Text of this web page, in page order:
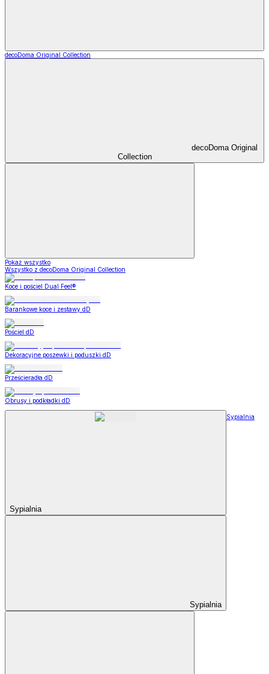
decoDoma Original Collection
decoDoma Original
Collection
Pokaż wszystko
Wszystko z decoDoma Original Collection
Koce i pościel Dual Feel®
Barankowe koce i zestawy dD
Pościel dD
Dekoracyjne poszewki i poduszki dD
Prześcieradła dD
Obrusy i podkładki dD
Sypialnia
Sypialnia
Sypialnia